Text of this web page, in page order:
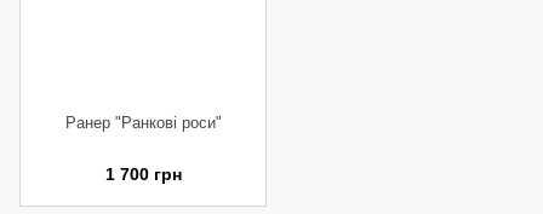
Ранер "Ранкові роси"
1 700 грн